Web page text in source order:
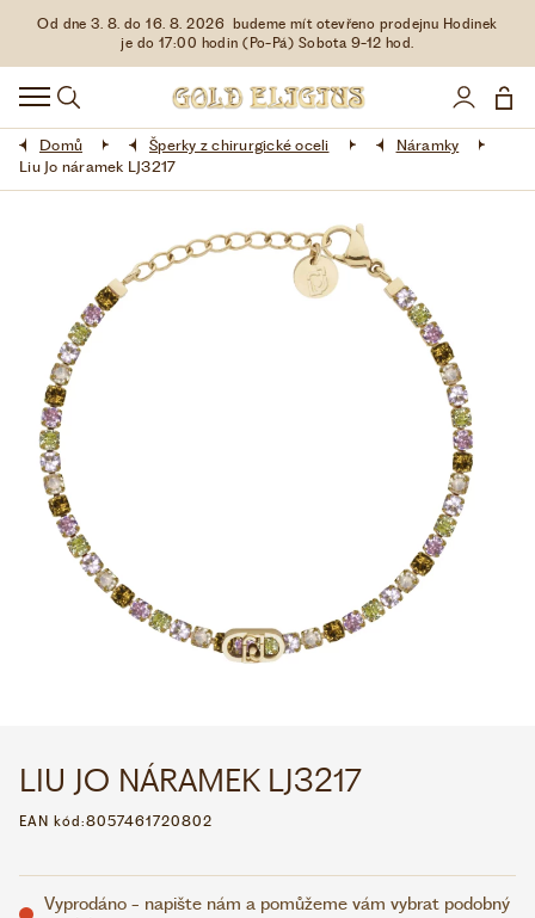
Od dne 3. 8. do 16. 8. 2026 budeme mít otevřeno prodejnu Hodinek
je do 17:00 hodin (Po-Pá) Sobota 9-12 hod.
HODINKY
DOPLŇKY
ŠPERKY
LIMITOVANÉ EDICE
LÁSKA ❤
VŠE O NÁKUPU
KONTAKT
VIBER
VOLEJTE 9:00–18:00+420 775 138 346
Domů Šperky z chirurgické oceli
Náramky
Liu Jo náramek LJ3217
LIU JO NÁRAMEK LJ3217
EAN kód:8057461720802
Vyprodáno - napište nám a pomůžeme vám vybrat podobný